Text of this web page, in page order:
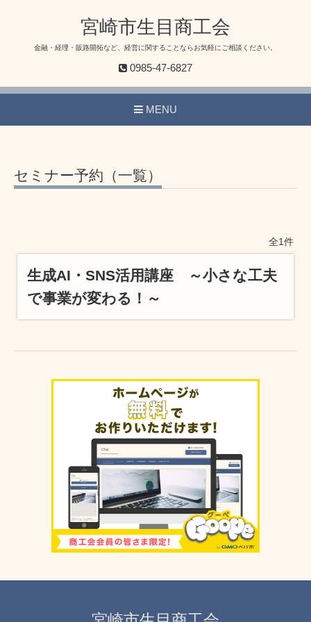
宮崎市生目商工会
金融・経理・販路開拓など、経営に関することならお気軽にご相談ください。
0985-47-6827
MENU
セミナー予約（一覧）
全1件
生成AI・SNS活用講座 ～小さな工夫
で事業が変わる！～